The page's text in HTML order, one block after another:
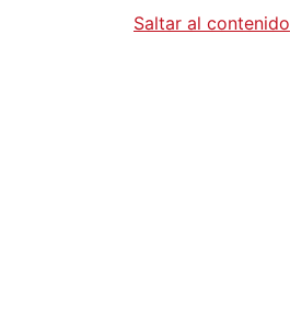
Saltar al contenido